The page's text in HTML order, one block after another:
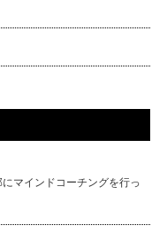
マインドコーチングを行っ